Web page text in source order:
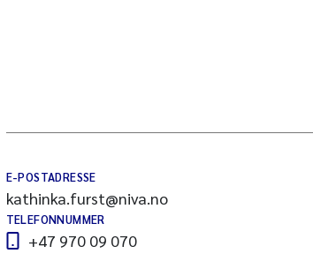
E-POSTADRESSE
kathinka.furst@niva.no
TELEFONNUMMER
+47 970 09 070